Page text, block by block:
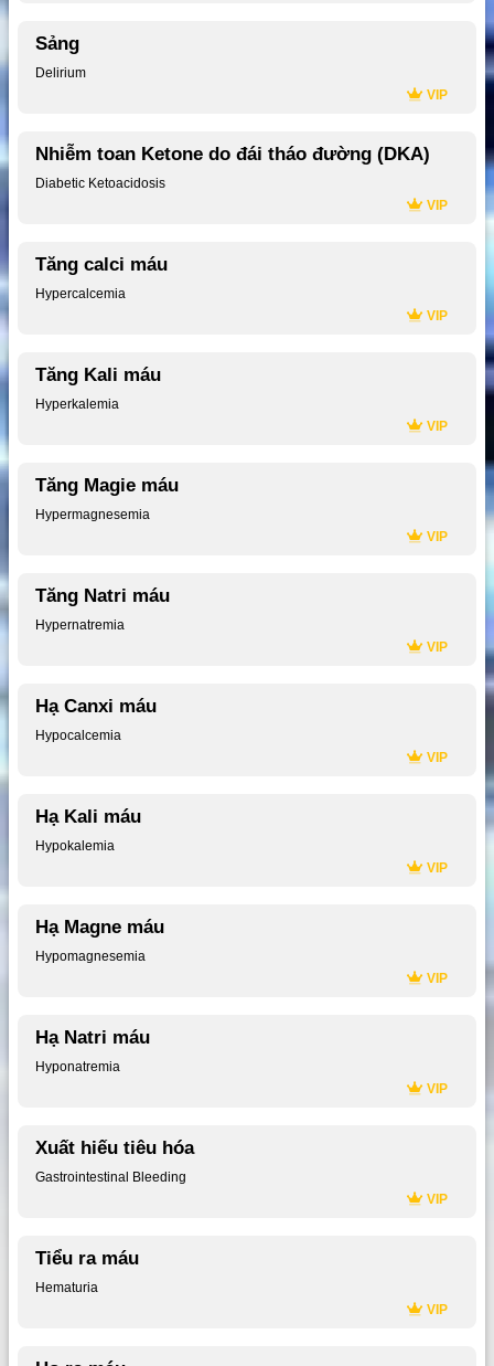
Sảng
Delirium
VIP
Nhiễm toan Ketone do đái tháo đường (DKA)
Diabetic Ketoacidosis
VIP
Tăng calci máu
Hypercalcemia
VIP
Tăng Kali máu
Hyperkalemia
VIP
Tăng Magie máu
Hypermagnesemia
VIP
Tăng Natri máu
Hypernatremia
VIP
Hạ Canxi máu
Hypocalcemia
VIP
Hạ Kali máu
Hypokalemia
VIP
Hạ Magne máu
Hypomagnesemia
VIP
Hạ Natri máu
Hyponatremia
VIP
Xuất hiếu tiêu hóa
Gastrointestinal Bleeding
VIP
Tiểu ra máu
Hematuria
VIP